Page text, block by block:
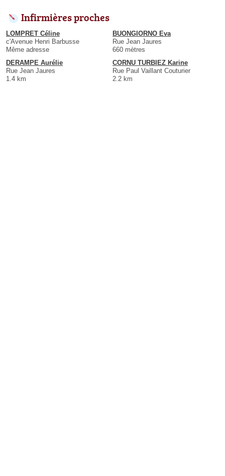
Infirmières proches
LOMPRET Céline
c'Avenue Henri Barbusse
Même adresse
BUONGIORNO Eva
Rue Jean Jaures
660 mètres
DERAMPE Aurélie
Rue Jean Jaures
1.4 km
CORNU TURBIEZ Karine
Rue Paul Vaillant Couturier
2.2 km